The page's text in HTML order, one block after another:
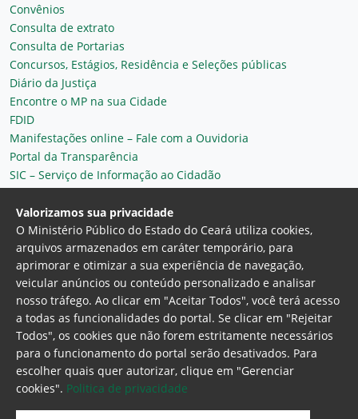
Convênios
Consulta de extrato
Consulta de Portarias
Concursos, Estágios, Residência e Seleções públicas
Diário da Justiça
Encontre o MP na sua Cidade
FDID
Manifestações online – Fale com a Ouvidoria
Portal da Transparência
SIC – Serviço de Informação ao Cidadão
Plantão MP do Ceará
Secretaria Geral
Ministério Público do Estado do Ceará
Procuradoria Geral de Justiça Av. Gen. Afonso
Albuquerque Lima, 130 - Cambeba - CEP:
60.822-325 - Fortaleza, Ceará. Brasil
Valorizamos sua privacidade
O Ministério Público do Estado do Ceará utiliza cookies,
arquivos armazenados em caráter temporário, para
aprimorar e otimizar a sua experiência de navegação,
veicular anúncios ou conteúdo personalizado e analisar
nosso tráfego. Ao clicar em "Aceitar Todos", você terá acesso
a todas as funcionalidades do portal. Se clicar em "Rejeitar
Todos", os cookies que não forem estritamente necessários
para o funcionamento do portal serão desativados. Para
escolher quais quer autorizar, clique em "Gerenciar
cookies". Politica de privacidade